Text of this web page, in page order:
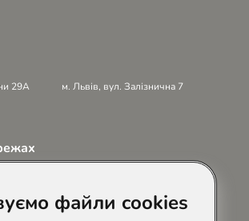
29А м. Львів, вул. Залізнична 7
файли cookies